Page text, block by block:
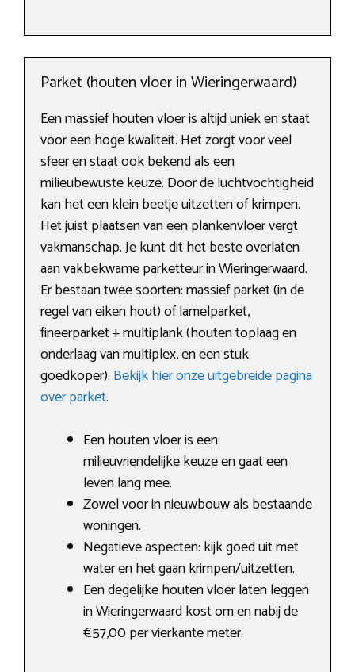
Parket (houten vloer in Wieringerwaard)
Een massief houten vloer is altijd uniek en staat
voor een hoge kwaliteit. Het zorgt voor veel
sfeer en staat ook bekend als een
milieubewuste keuze. Door de luchtvochtigheid
kan het een klein beetje uitzetten of krimpen.
Het juist plaatsen van een plankenvloer vergt
vakmanschap. Je kunt dit het beste overlaten
aan vakbekwame parketteur in Wieringerwaard.
Er bestaan twee soorten: massief parket (in de
regel van eiken hout) of lamelparket,
fineerparket + multiplank (houten toplaag en
onderlaag van multiplex, en een stuk
goedkoper). Bekijk hier onze uitgebreide pagina
over parket.
Een houten vloer is een
milieuvriendelijke keuze en gaat een
leven lang mee.
Zowel voor in nieuwbouw als bestaande
woningen.
Negatieve aspecten: kijk goed uit met
water en het gaan krimpen/uitzetten.
Een degelijke houten vloer laten leggen
in Wieringerwaard kost om en nabij de
€57,00 per vierkante meter.